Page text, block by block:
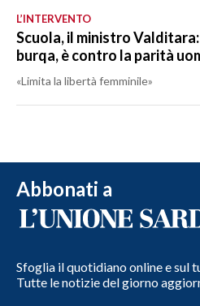
L’INTERVENTO
Scuola, il ministro
burqa, è contro la parità
«Limita la libertà femminile»
Abbonati a
Sfoglia il quotidiano online e sul
Tutte le notizie del giorno